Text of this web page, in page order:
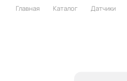
Главная Каталог Датчики